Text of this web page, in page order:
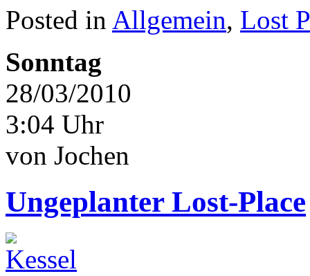
Posted in Allgemein, Lost
Sonntag
28/03/2010
3:04 Uhr
von Jochen
Ungeplanter Lost-Place